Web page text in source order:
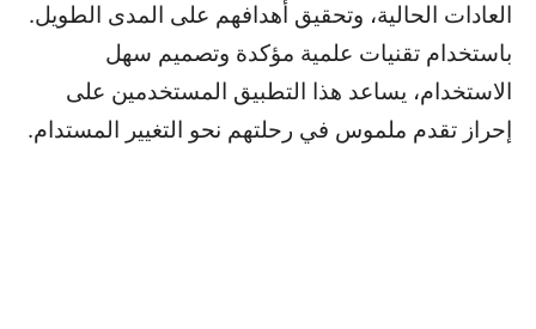
العادات الحالية، وتحقيق أهدافهم على المدى الطويل.
باستخدام تقنيات علمية مؤكدة وتصميم سهل
الاستخدام، يساعد هذا التطبيق المستخدمين على
إحراز تقدم ملموس في رحلتهم نحو التغيير المستدام.